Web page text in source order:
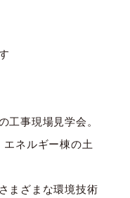
工事現場見学会。
エネルギー棟の土
まざまな環境技術